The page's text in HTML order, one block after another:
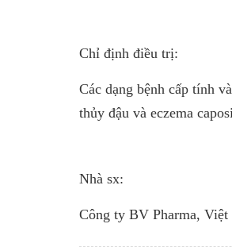
Chỉ định điều trị:
Các dạng bệnh cấp tính
thủy đậu và eczema caposi
Nhà sx:
Công ty BV Pharma, Việt